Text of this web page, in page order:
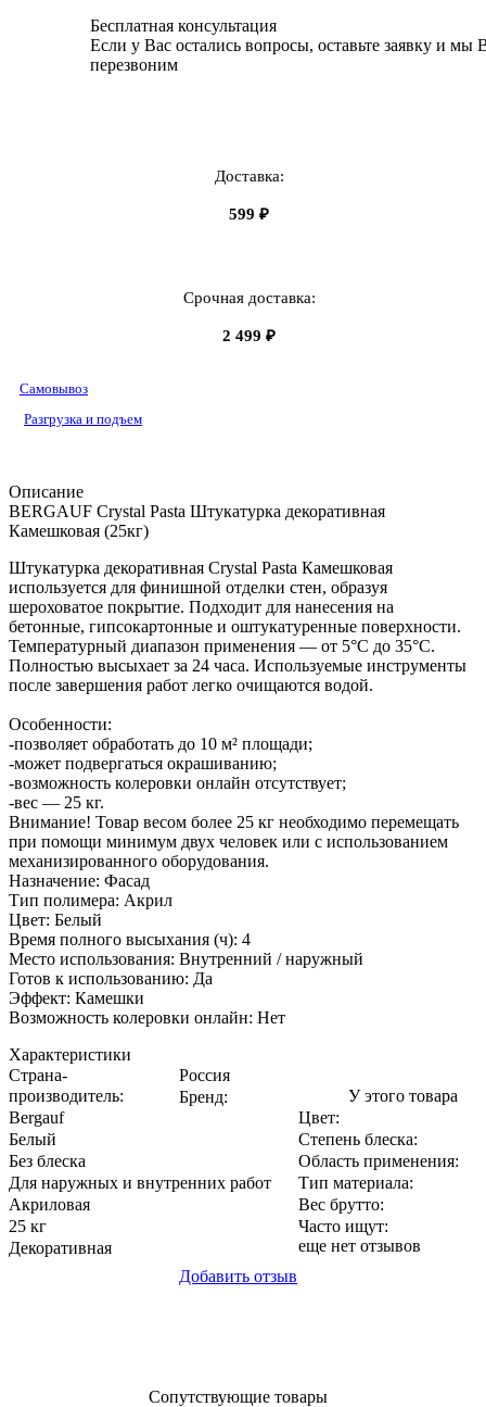
Бесплатная консультация
Если у Вас остались вопросы, оставьте заявку и мы
перезвоним
Доставка:
599 ₽
Срочная доставка:
2 499 ₽
Самовывоз
Разгрузка и подъем
Описание
BERGAUF Crystal Pasta Штукатурка декоративная
Камешковая (25кг)
Штукатурка декоративная Crystal Pasta Камешковая
используется для финишной отделки стен, образуя
шероховатое покрытие. Подходит для нанесения на
бетонные, гипсокартонные и оштукатуренные поверхности.
Температурный диапазон применения — от 5°C до 35°C.
Полностью высыхает за 24 часа. Используемые инструменты
после завершения работ легко очищаются водой.
Особенности:
-позволяет обработать до 10 м² площади;
-может подвергаться окрашиванию;
-возможность колеровки онлайн отсутствует;
-вес — 25 кг.
Внимание! Товар весом более 25 кг необходимо перемещать
при помощи минимум двух человек или с использованием
механизированного оборудования.
Назначение: Фасад
Тип полимера: Акрил
Цвет: Белый
Время полного высыхания (ч): 4
Место использования: Внутренний / наружный
Готов к использованию: Да
Эффект: Камешки
Возможность колеровки онлайн: Нет
Характеристики
Страна-
производитель:
Россия
Бренд:
Bergauf
Цвет:
Белый
Степень блеска:
Без блеска
Область применения:
Для наружных и внутренних работ
Тип материала:
Акриловая
Вес брутто:
25 кг
Часто ищут:
Декоративная
У этого товара
еще нет отзывов
Добавить отзыв
Сопутствующие товары